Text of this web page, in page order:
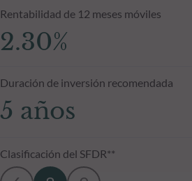
Rentabilidad de 12 meses móviles
2.30%
Duración de inversión recomendada
5 años
Clasificación del SFDR**